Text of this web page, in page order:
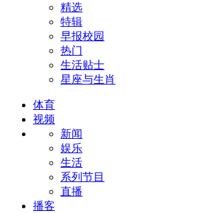
精选
特辑
早报校园
热门
生活贴士
星座与生肖
体育
视频
新闻
娱乐
生活
系列节目
直播
播客